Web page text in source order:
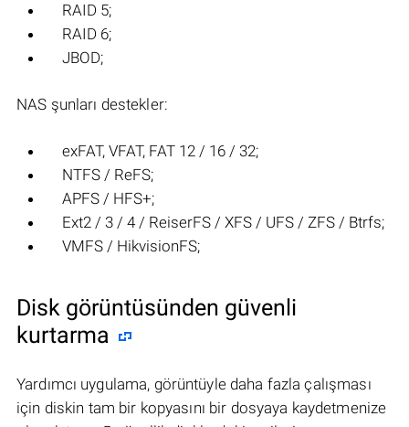
RAID 5;
RAID 6;
JBOD;
NAS şunları destekler:
exFAT, VFAT, FAT 12 / 16 / 32;
NTFS / ReFS;
APFS / HFS+;
Ext2 / 3 / 4 / ReiserFS / XFS / UFS / ZFS / Btrfs;
VMFS / HikvisionFS;
Disk görüntüsünden güvenli
kurtarma
Yardımcı uygulama, görüntüyle daha fazla çalışması
için diskin tam bir kopyasını bir dosyaya kaydetmenize